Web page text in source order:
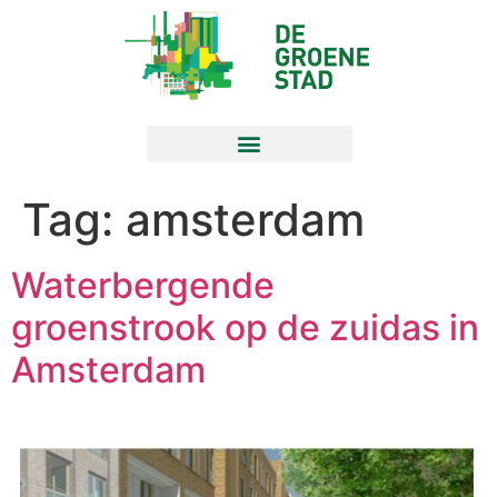
Tag: amsterdam
Waterbergende
groenstrook op de zuidas in
Amsterdam